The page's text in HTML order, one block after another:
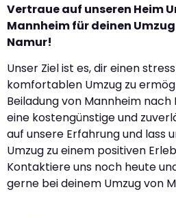
Vertraue auf unseren Heim
Mannheim für deinen
Namur!
Unser Ziel ist es, dir einen
komfortablen Umzug zu
Beiladung von Mannheim
eine kostengünstige und
auf unsere Erfahrung und lass
Umzug zu einem positiven
Kontaktiere uns noch heute
gerne bei deinem Umzug von